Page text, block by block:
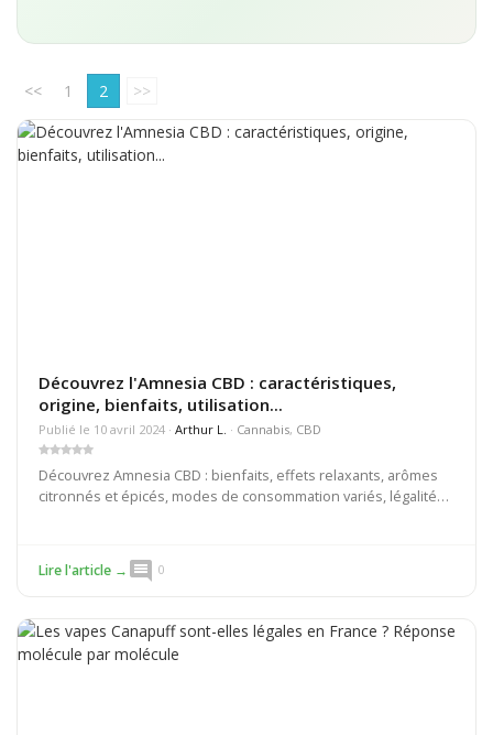
<< 1 2 >>
Découvrez l'Amnesia CBD : caractéristiques,
origine, bienfaits, utilisation...
Publié le 10 avril 2024 ·Arthur L. · Cannabis, CBD
Découvrez Amnesia CBD : bienfaits, effets relaxants, arômes
citronnés et épicés, modes de consommation variés, légalité
Lire l'article → comment 0